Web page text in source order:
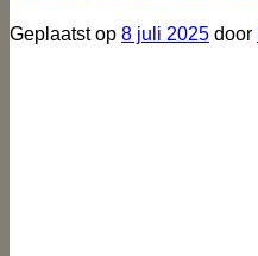
Geplaatst op 8 juli 2025 door